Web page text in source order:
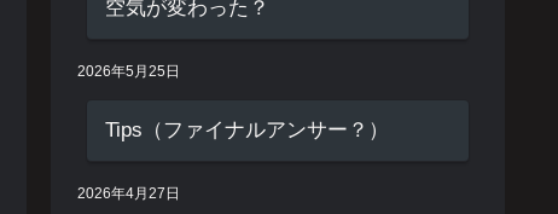
空気が変わった？
2026年5月25日
Tips（ファイナルアンサー？）
2026年4月27日